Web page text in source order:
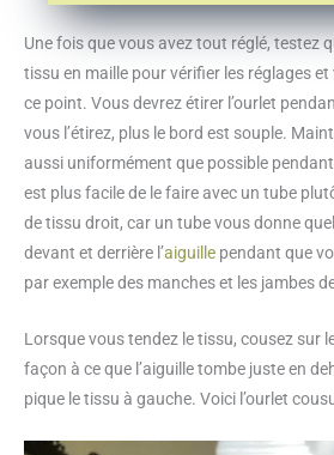
Une fois que vous avez tout réglé, testez
tissu en maille pour vérifier les réglages
ce point. Vous devrez étirer l’ourlet
vous l’étirez, plus le bord est souple.
aussi uniformément que possible
est plus facile de le faire avec un tube
de tissu droit, car un tube vous donne
devant et derrière l’aiguille pendant que
par exemple des manches et les jambes
Lorsque vous tendez le tissu, cousez sur
façon à ce que l’aiguille tombe juste en
pique le tissu à gauche. Voici l’ourlet